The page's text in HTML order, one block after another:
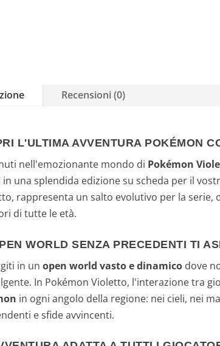
Recensioni (0)
L'ULTIMA AVVENTURA POKÉMON
nell'emozionante mondo di Pokémon
in una splendida edizione su scheda per il
rappresenta un salto evolutivo per la
di tutte le età.
WORLD SENZA PRECEDENTI TI
in un open world vasto e dinamico dove
In Pokémon Violetto, l'interazione tra
in ogni angolo della regione: nei cieli, nei
e sfide avvincenti.